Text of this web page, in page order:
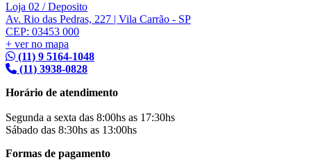
Loja 02 / Deposito
Av. Rio das Pedras, 227 | Vila Carrão - SP
CEP: 03453 000
+ ver no mapa
(11) 9 5164-1048
(11) 3938-0828
Horário de atendimento
Segunda a sexta das 8:00hs as 17:30hs
Sábado das 8:30hs as 13:00hs
Formas de pagamento